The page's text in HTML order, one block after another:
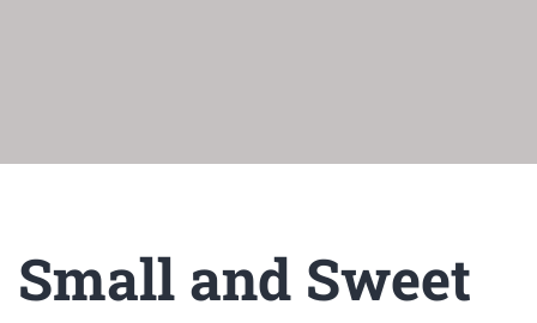
Small and Sweet